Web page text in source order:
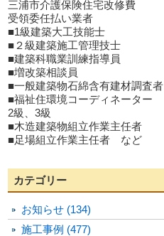
三浦市介護保険住宅改修費
受領委任払い業者
■1級建築大工技能士
■２級建築施工管理技士
■建築科職業訓練指導員
■増改築相談員
■一般建築物石綿含有建材調査者
■福祉住環境コーディネーター
2級、3級
■木造建築物組立作業主任者
■足場組立作業主任者 など
カテゴリー
お知らせ (134)
施工事例 (477)